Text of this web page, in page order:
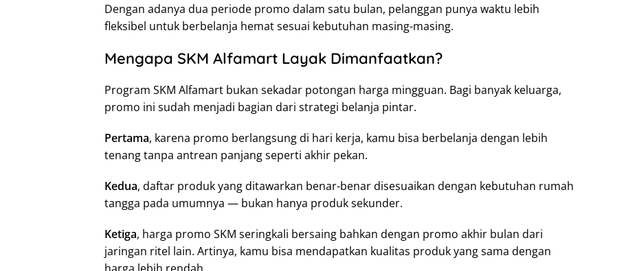
Dengan adanya dua periode promo dalam satu bulan, pelanggan punya waktu lebih
fleksibel untuk berbelanja hemat sesuai kebutuhan masing-masing.
Mengapa SKM Alfamart Layak Dimanfaatkan?
Program SKM Alfamart bukan sekadar potongan harga mingguan. Bagi banyak keluarga,
promo ini sudah menjadi bagian dari strategi belanja pintar.
Pertama, karena promo berlangsung di hari kerja, kamu bisa berbelanja dengan lebih
tenang tanpa antrean panjang seperti akhir pekan.
Kedua, daftar produk yang ditawarkan benar-benar disesuaikan dengan kebutuhan rumah
tangga pada umumnya — bukan hanya produk sekunder.
Ketiga, harga promo SKM seringkali bersaing bahkan dengan promo akhir bulan dari
jaringan ritel lain. Artinya, kamu bisa mendapatkan kualitas produk yang sama dengan